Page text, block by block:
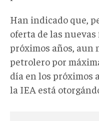
Han indicado que,
oferta de las
próximos años, aun
petrolero por
día en los próximos
la IEA está